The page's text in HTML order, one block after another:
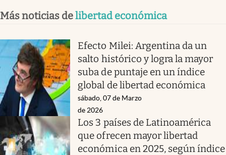
Más noticias delibertad económica
Efecto Milei: Argentina da un
salto histórico y logra la mayor
suba de puntaje en un índice
global de libertad económica
sábado, 07 de Marzo
de 2026
Los 3 países de Latinoamérica
que ofrecen mayor libertad
económica en 2025, según índice